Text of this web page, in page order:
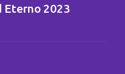
Eterno 2023